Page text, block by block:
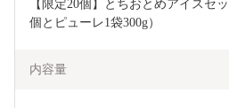
【限定20個】とちおとめアイスセ
個とピューレ1袋300g）
内容量